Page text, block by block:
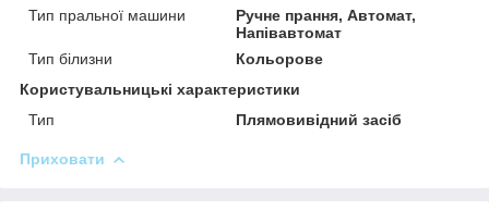
Тип пральної машини
Ручне прання, Автомат,
Напівавтомат
Тип білизни
Кольорове
Користувальницькі характеристики
Тип
Плямовивідний засіб
Приховати